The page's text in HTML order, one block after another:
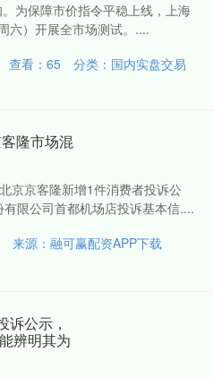
为保障市价指令平稳上线，上海
六）开展全市场测试。....
查看： 65 分类： 国内实盘交易
隆市场混
京京客隆新增1件消费者投诉公
限公司首都机场店投诉基本信....
来源：融可赢配资APP下载
公示，
辨明其为